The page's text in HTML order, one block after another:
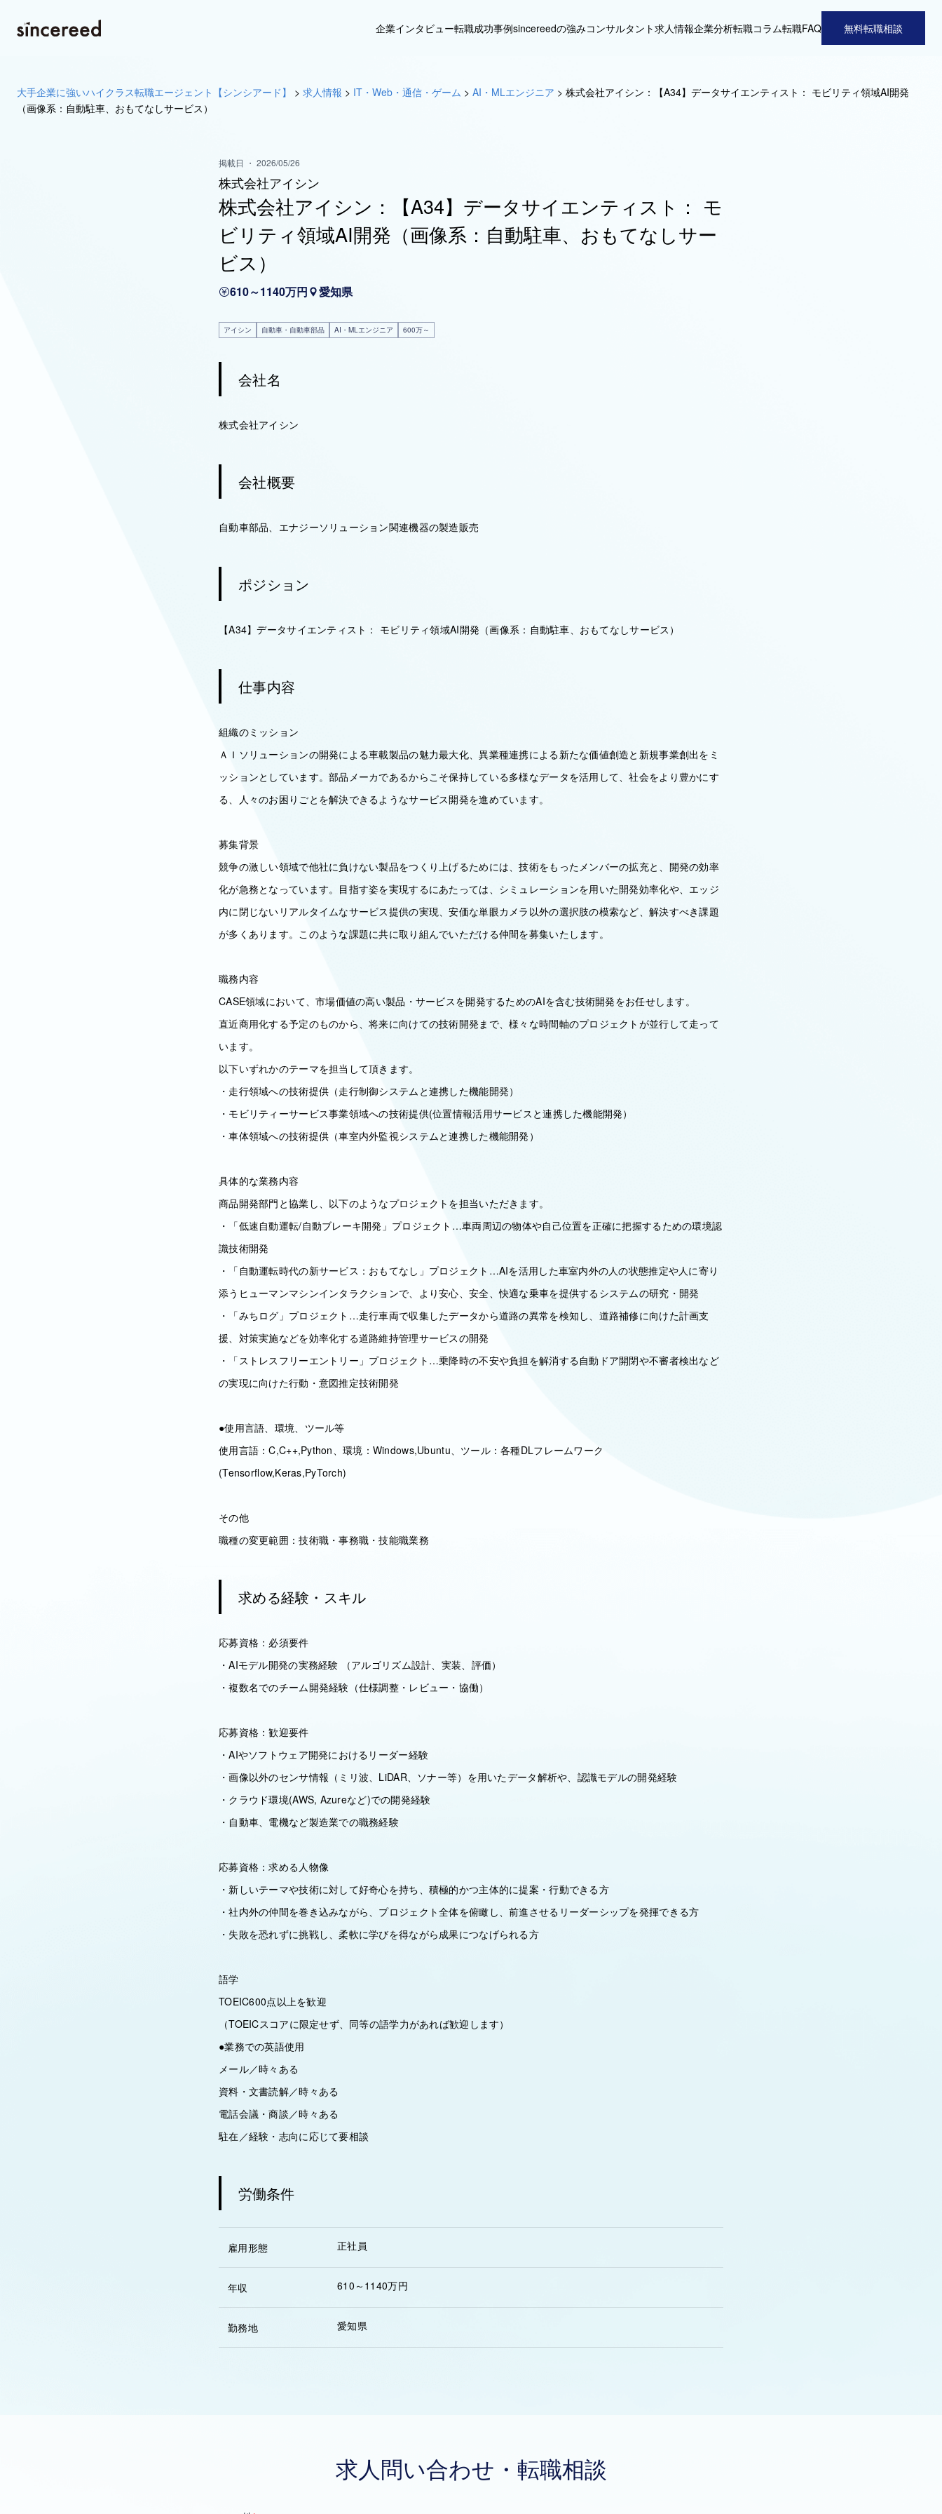
企業インタビュー転職成功事例sincereedの強みコンサルタント求人情報企業分析転職コラム転職FAQ 無料転職相談
大手企業に強いハイクラス転職エージェント【シンシアード】 > 求人情報 > IT・Web・通信・ゲーム > AI・MLエンジニア > 株式会社アイシン：【A34】データサイエンティスト： モビリティ領域AI開発
（画像系：自動駐車、おもてなしサービス）
掲載日 ・ 2026/05/26
株式会社アイシン
株式会社アイシン：【A34】データサイエンティスト： モ
ビリティ領域AI開発（画像系：自動駐車、おもてなしサー
ビス）
610～1140万円 愛知県
アイシン 自動車・自動車部品 AI・MLエンジニア 600万～
会社名
株式会社アイシン
会社概要
自動車部品、エナジーソリューション関連機器の製造販売
ポジション
【A34】データサイエンティスト： モビリティ領域AI開発（画像系：自動駐車、おもてなしサービス）
仕事内容
組織のミッション
ＡＩソリューションの開発による車載製品の魅力最大化、異業種連携による新たな価値創造と新規事業創出をミ
ッションとしています。部品メーカであるからこそ保持している多様なデータを活用して、社会をより豊かにす
る、人々のお困りごとを解決できるようなサービス開発を進めています。
募集背景
競争の激しい領域で他社に負けない製品をつくり上げるためには、技術をもったメンバーの拡充と、開発の効率
化が急務となっています。目指す姿を実現するにあたっては、シミュレーションを用いた開発効率化や、エッジ
内に閉じないリアルタイムなサービス提供の実現、安価な単眼カメラ以外の選択肢の模索など、解決すべき課題
が多くあります。このような課題に共に取り組んでいただける仲間を募集いたします。
職務内容
CASE領域において、市場価値の高い製品・サービスを開発するためのAIを含む技術開発をお任せします。
直近商用化する予定のものから、将来に向けての技術開発まで、様々な時間軸のプロジェクトが並行して走って
います。
以下いずれかのテーマを担当して頂きます。
・走行領域への技術提供（走行制御システムと連携した機能開発）
・モビリティーサービス事業領域への技術提供(位置情報活用サービスと連携した機能開発）
・車体領域への技術提供（車室内外監視システムと連携した機能開発）
具体的な業務内容
商品開発部門と協業し、以下のようなプロジェクトを担当いただきます。
・「低速自動運転/自動ブレーキ開発」プロジェクト…車両周辺の物体や自己位置を正確に把握するための環境認
識技術開発
・「自動運転時代の新サービス：おもてなし」プロジェクト…AIを活用した車室内外の人の状態推定や人に寄り
添うヒューマンマシンインタラクションで、より安心、安全、快適な乗車を提供するシステムの研究・開発
・「みちログ」プロジェクト…走行車両で収集したデータから道路の異常を検知し、道路補修に向けた計画支
援、対策実施などを効率化する道路維持管理サービスの開発
・「ストレスフリーエントリー」プロジェクト…乗降時の不安や負担を解消する自動ドア開閉や不審者検出など
の実現に向けた行動・意図推定技術開発
●使用言語、環境、ツール等
使用言語：C,C++,Python、環境：Windows,Ubuntu、ツール：各種DLフレームワーク
(Tensorflow,Keras,PyTorch)
その他
職種の変更範囲：技術職・事務職・技能職業務
求める経験・スキル
応募資格：必須要件
・AIモデル開発の実務経験 （アルゴリズム設計、実装、評価）
・複数名でのチーム開発経験（仕様調整・レビュー・協働）
応募資格：歓迎要件
・AIやソフトウェア開発におけるリーダー経験
・画像以外のセンサ情報（ミリ波、LiDAR、ソナー等）を用いたデータ解析や、認識モデルの開発経験
・クラウド環境(AWS, Azureなど)での開発経験
・自動車、電機など製造業での職務経験
応募資格：求める人物像
・新しいテーマや技術に対して好奇心を持ち、積極的かつ主体的に提案・行動できる方
・社内外の仲間を巻き込みながら、プロジェクト全体を俯瞰し、前進させるリーダーシップを発揮できる方
・失敗を恐れずに挑戦し、柔軟に学びを得ながら成果につなげられる方
語学
TOEIC600点以上を歓迎
（TOEICスコアに限定せず、同等の語学力があれば歓迎します）
●業務での英語使用
メール／時々ある
資料・文書読解／時々ある
電話会議・商談／時々ある
駐在／経験・志向に応じて要相談
労働条件
雇用形態 正社員
年収 610～1140万円
勤務地 愛知県
求人問い合わせ・転職相談